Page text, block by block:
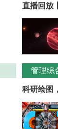
直播回放
管理综
科研绘图